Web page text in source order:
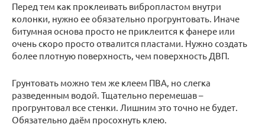
Перед тем как проклеивать вибропластом внутри
колонки, нужно ее обязательно прогрунтовать. Иначе
битумная основа просто не приклеится к фанере или
очень скоро просто отвалится пластами. Нужно создать
более плотную поверхность, чем поверхность ДВП.
Грунтовать можно тем же клеем ПВА, но слегка
разведенным водой. Тщательно перемешав –
прогрунтовал все стенки. Лишним это точно не будет.
Обязательно даём просохнуть клею.